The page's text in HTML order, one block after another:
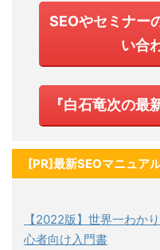
SEOやセミナー
い合
『白石竜次の最
[PR]最新SEOマニュア
【2022版】世界一わか
心者向け入門書